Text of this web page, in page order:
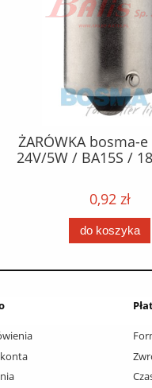
ŻARÓWKA bosma-
24V/5W / BA15S /
0,92 zł
do koszyka